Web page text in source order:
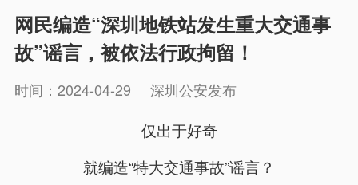
网民编造“深圳地铁站发生重大交通事
故”谣言，被依法行政拘留！
时间：2024-04-29 深圳公安发布
仅出于好奇
就编造“特大交通事故”谣言？